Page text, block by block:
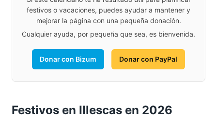
festivos o vacaciones, puedes ayudar a mantener y
mejorar la página con una pequeña donación.
Cualquier ayuda, por pequeña que sea, es bienvenida.
Donar con Bizum Donar con PayPal
Festivos en Illescas en 2026